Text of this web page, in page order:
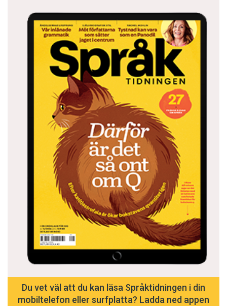
Du vet väl att du kan läsa Språktidningen i din
mobiltelefon eller surfplatta? Ladda ned appen